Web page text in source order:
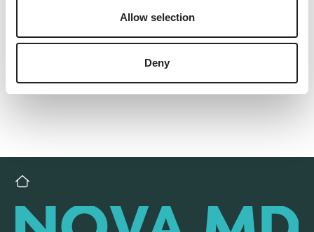
Allow selection
Deny
Back to overview